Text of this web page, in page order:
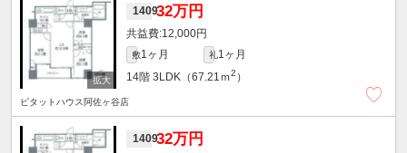
140932万円
12,000円
敷1ヶ月 礼1ヶ月
14階 3LDK（67.21ｍ2 ）
ピタットハウス阿佐ヶ谷店
140932万円